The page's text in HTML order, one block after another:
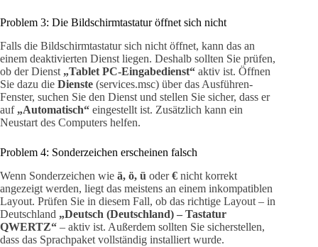
Problem 3: Die Bildschirmtastatur öffnet sich nicht
Falls die Bildschirmtastatur sich nicht öffnet, kann das an
einem deaktivierten Dienst liegen. Deshalb sollten Sie prüfen,
ob der Dienst „Tablet PC-Eingabedienst“ aktiv ist. Öffnen
Sie dazu die Dienste (services.msc) über das Ausführen-
Fenster, suchen Sie den Dienst und stellen Sie sicher, dass er
auf „Automatisch“ eingestellt ist. Zusätzlich kann ein
Neustart des Computers helfen.
Problem 4: Sonderzeichen erscheinen falsch
Wenn Sonderzeichen wie ä, ö, ü oder€ nicht korrekt
angezeigt werden, liegt das meistens an einem inkompatiblen
Layout. Prüfen Sie in diesem Fall, ob das richtige Layout – in
Deutschland „Deutsch (Deutschland) – Tastatur
QWERTZ“ – aktiv ist. Außerdem sollten Sie sicherstellen,
dass das Sprachpaket vollständig installiert wurde.